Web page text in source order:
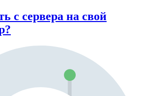
с сервера на свой